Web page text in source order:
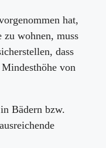
hat,
zu wohnen, muss
dass
von
Bädern bzw.